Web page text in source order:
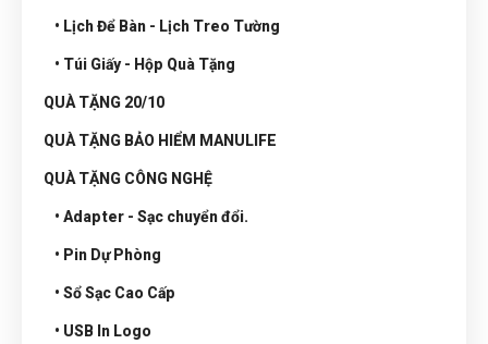
• Lịch Để Bàn - Lịch Treo Tường
• Túi Giấy - Hộp Quà Tặng
QUÀ TẶNG 20/10
QUÀ TẶNG BẢO HIỂM MANULIFE
QUÀ TẶNG CÔNG NGHỆ
• Adapter - Sạc chuyển đổi.
• Pin Dự Phòng
• Sổ Sạc Cao Cấp
• USB In Logo